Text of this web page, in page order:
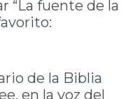
“La fuente de la
de la Biblia
en la voz del